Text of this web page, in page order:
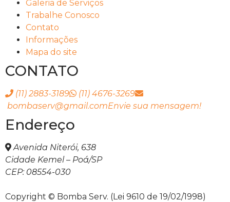
Galeria de Serviços
Trabalhe Conosco
Contato
Informações
Mapa do site
CONTATO
(11) 2883-3189
(11) 4676-3269
bombaserv@gmail.comEnvie sua mensagem!
Endereço
Avenida Niterói, 638
Cidade Kemel – Poá/SP
CEP: 08554-030
Copyright © Bomba Serv. (Lei 9610 de 19/02/1998)